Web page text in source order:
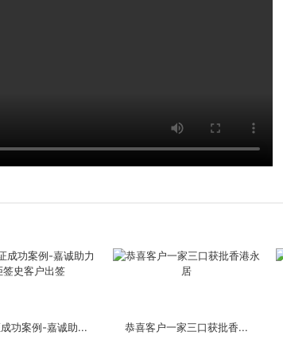
功案例-嘉诚助... 恭喜客户一家三口获批香...